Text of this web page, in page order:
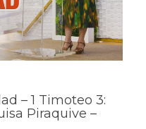
– 1 Timoteo 3:
Piraquive –